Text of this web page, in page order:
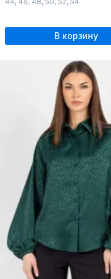
В корзину